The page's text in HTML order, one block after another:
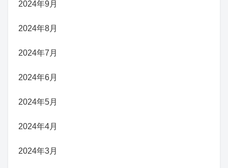
2024年9月
2024年8月
2024年7月
2024年6月
2024年5月
2024年4月
2024年3月